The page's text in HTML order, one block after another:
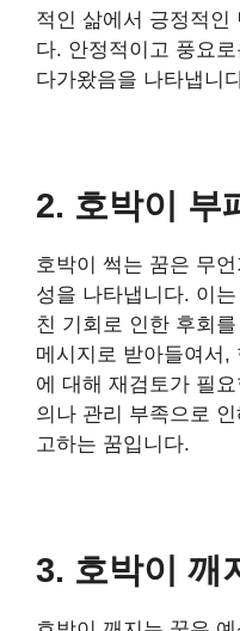
적인 삶에서 긍정적인
다. 안정적이고 풍요
다가왔음을 나타냅니
2. 호박이 부
호박이 썩는 꿈은 무
성을 나타냅니다. 이
친 기회로 인한 후회
메시지로 받아들여서,
에 대해 재검토가 필
의나 관리 부족으로
고하는 꿈입니다.
3. 호박이 깨